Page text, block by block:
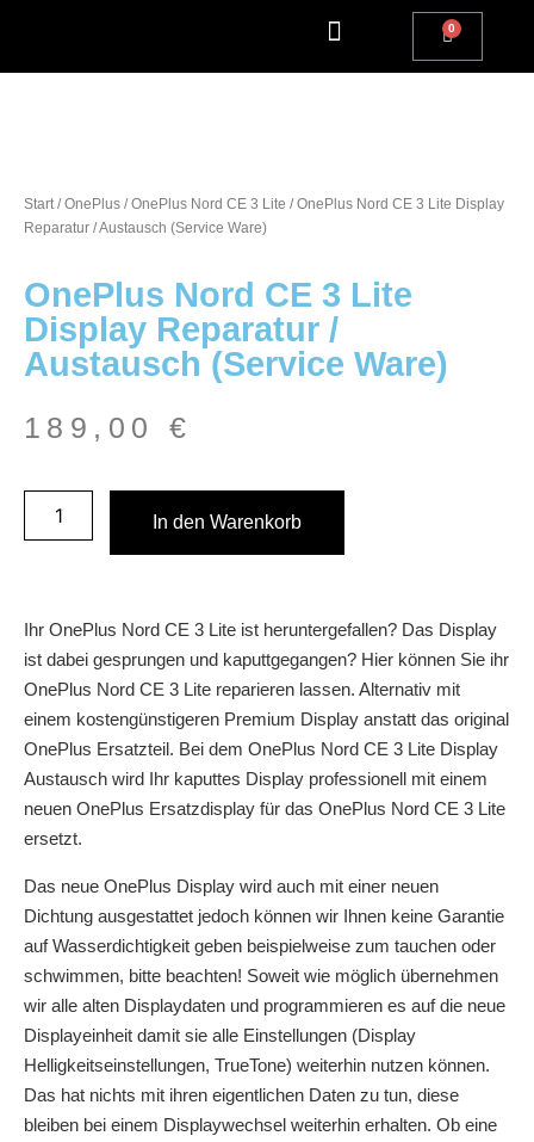
Start/OnePlus /OnePlus Nord CE 3 Lite / OnePlus Nord CE 3 Lite Display
Reparatur / Austausch (Service Ware)
OnePlus Nord CE 3 Lite
Display Reparatur /
Austausch (Service Ware)
189,00 €
In den Warenkorb
Ihr OnePlus Nord CE 3 Lite ist heruntergefallen? Das Display
ist dabei gesprungen und kaputtgegangen? Hier können Sie ihr
OnePlus Nord CE 3 Lite reparieren lassen. Alternativ mit
einem kostengünstigeren Premium Display anstatt das original
OnePlus Ersatzteil. Bei dem OnePlus Nord CE 3 Lite Display
Austausch wird Ihr kaputtes Display professionell mit einem
neuen OnePlus Ersatzdisplay für das OnePlus Nord CE 3 Lite
ersetzt.
Das neue OnePlus Display wird auch mit einer neuen
Dichtung ausgestattet jedoch können wir Ihnen keine Garantie
auf Wasserdichtigkeit geben beispielweise zum tauchen oder
schwimmen, bitte beachten! Soweit wie möglich übernehmen
wir alle alten Displaydaten und programmieren es auf die neue
Displayeinheit damit sie alle Einstellungen (Display
Helligkeitseinstellungen, TrueTone) weiterhin nutzen können.
Das hat nichts mit ihren eigentlichen Daten zu tun, diese
bleiben bei einem Displaywechsel weiterhin erhalten. Ob eine